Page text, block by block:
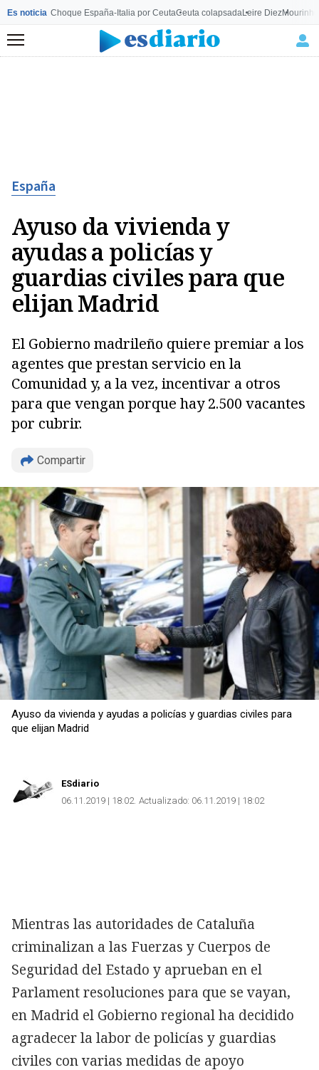
Es noticia Choque España-Italia por CeutaCeuta colapsadaLeire Diez
Menú
España
Ayuso da vivienda y
ayudas a policías y
guardias civiles para que
elijan Madrid
El Gobierno madrileño quiere premiar a los
agentes que prestan servicio en la
Comunidad y, a la vez, incentivar a otros
para que vengan porque hay 2.500 vacantes
por cubrir.
Compartir
Copiar
Ayuso da vivienda y ayudas a policías y guardias civiles para
que elijan Madrid
ESdiario
06.11.2019 | 18:02 Actualizado: 06.11.2019 | 18:02
Mientras las autoridades de Cataluña
criminalizan a las Fuerzas y Cuerpos de
Seguridad del Estado y aprueban en el
Parlament resoluciones para que se vayan,
en Madrid el Gobierno regional ha decidido
agradecer la labor de policías y guardias
civiles con varias medidas de apoyo